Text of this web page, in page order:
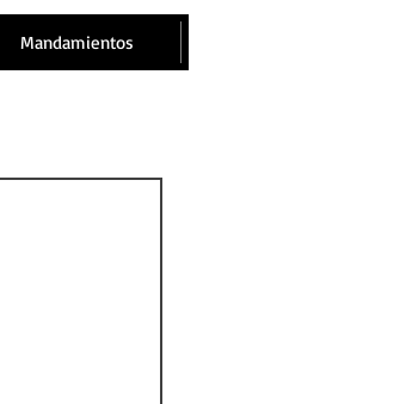
Mandamientos